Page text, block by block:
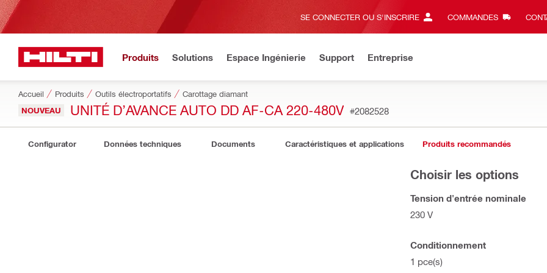
SE CONNECTER OU S'INSCRIRE COMMANDES
Produits Solutions Espace Ingénierie Support Entreprise
Accueil Produits Outils électroportatifs Carottage diamant
NOUVEAU UNITÉ D’AVANCE AUTO DD AF-CA 220-480V #2082528
Configurator Données techniques Documents Caractéristiques et applications Produits recommandés
Choisir les options
Tension d'entrée nominale
230 V
Conditionnement
1 pce(s)